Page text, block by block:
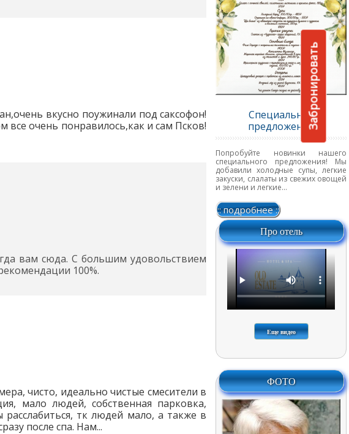
вкусно поужинали под саксофон!
очень понравилось,как и сам Псков!
вам сюда. С большим удовольствием
100%.
чисто, идеально чистые смесители в
мало людей, собственная парковка,
тк людей мало, а также в
после спа. Нам...
Специальное
предложение
Попробуйте новинки нашего
специального предложения! Мы
добавили холодные супы, легкие
закуски, слалаты из свежих овощей
и зелени и легкие...
:: подробнее ::
Про отель
Еще видео
ФОТО
Забронировать